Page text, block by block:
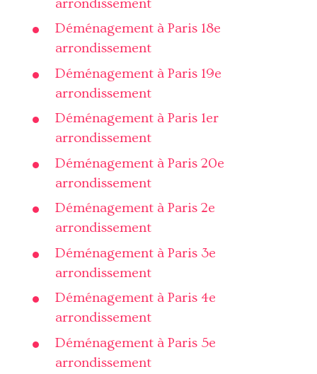
arrondissement
Déménagement à Paris 18e
arrondissement
Déménagement à Paris 19e
arrondissement
Déménagement à Paris 1er
arrondissement
Déménagement à Paris 20e
arrondissement
Déménagement à Paris 2e
arrondissement
Déménagement à Paris 3e
arrondissement
Déménagement à Paris 4e
arrondissement
Déménagement à Paris 5e
arrondissement